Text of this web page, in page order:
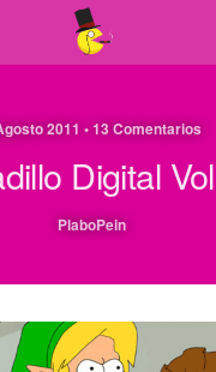
2011 • 13 Comentarios
Digital
PlaboPein